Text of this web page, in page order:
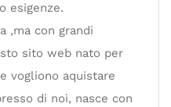
esigenze.
,ma con grandi
sito web nato per
vogliono aquistare
di noi, nasce con